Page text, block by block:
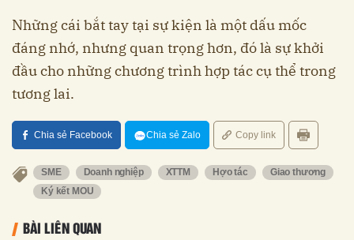
Những cái bắt tay tại sự kiện là một dấu mốc
đáng nhớ, nhưng quan trọng hơn, đó là sự khởi
đầu cho những chương trình hợp tác cụ thể trong
tương lai.
Chia sẻ Facebook Chia sẻ Zalo Copy link
SME Doanh nghiệp XTTM Hợo tác
Giao thương
Ký kết MOU
BÀI LIÊN QUAN